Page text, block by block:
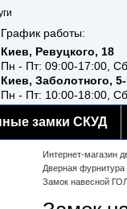
График работы:
Киев, Ревуцкого, 18
Пн - Пт: 09:00-17:00,
Киев, Заболотного,
Пн - Пт: 10:00-18:00,
замки СКУД
Интернет-магазин
Дверная фурнитура
Замок навесной